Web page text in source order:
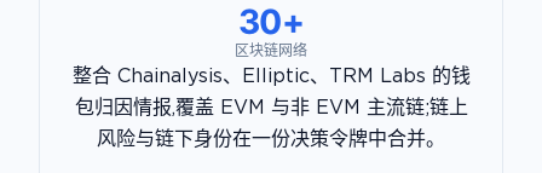
30+
区块链网络
整合 Chainalysis、Elliptic、TRM Labs 的钱
包归因情报,覆盖 EVM 与非 EVM 主流链;链上
风险与链下身份在一份决策令牌中合并。